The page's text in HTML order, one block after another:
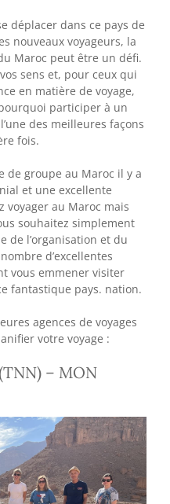
déplacer dans ce pays de
nouveaux voyageurs, la
Maroc peut être un défi.
sens et, pour ceux qui
en matière de voyage,
participer à un
des meilleures façons
fois.
de groupe au Maroc il y a
et une excellente
voyager au Maroc mais
souhaitez simplement
de l’organisation et du
d’excellentes
vous emmener visiter
fantastique pays. nation.
agences de voyages
votre voyage :
– MON